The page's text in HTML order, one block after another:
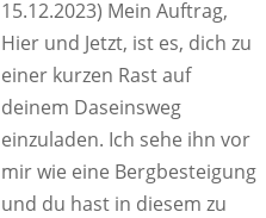
15.12.2023) Mein Auftrag,
Hier und Jetzt, ist es, dich zu
einer kurzen Rast auf
deinem Daseinsweg
einzuladen. Ich sehe ihn vor
mir wie eine Bergbesteigung
und du hast in diesem zu